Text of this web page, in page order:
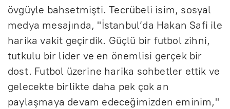
övgüyle bahsetmişti. Tecrübeli isim, sosyal
medya mesajında, "İstanbul’da Hakan Safi ile
harika vakit geçirdik. Güçlü bir futbol zihni,
tutkulu bir lider ve en önemlisi gerçek bir
dost. Futbol üzerine harika sohbetler ettik ve
gelecekte birlikte daha pek çok an
paylaşmaya devam edeceğimizden eminim,"